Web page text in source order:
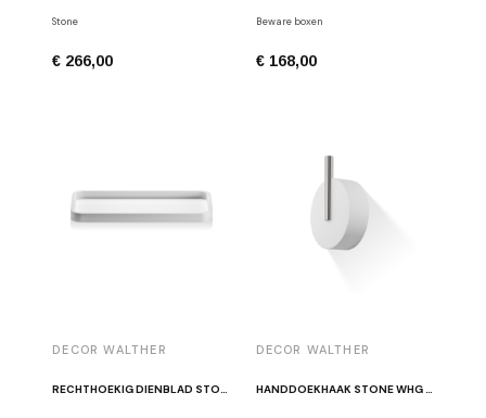
Stone
€ 266,00
Beware boxen
€ 168,00
DECOR WALTHER
RECHTHOEKIG DIENBLAD STONE TAB WITTE PORSELEIN
DECOR WALTHER
HANDDOEKHAAK STONE WHG ROESTVRIJ STAAL